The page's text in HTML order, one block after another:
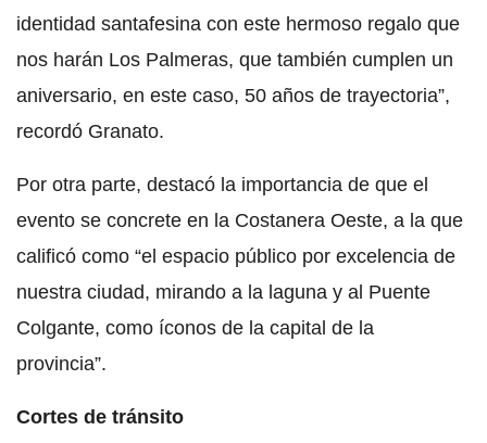
identidad santafesina con este hermoso regalo que
nos harán Los Palmeras, que también cumplen un
aniversario, en este caso, 50 años de trayectoria”,
recordó Granato.
Por otra parte, destacó la importancia de que el
evento se concrete en la Costanera Oeste, a la que
calificó como “el espacio público por excelencia de
nuestra ciudad, mirando a la laguna y al Puente
Colgante, como íconos de la capital de la
provincia”.
Cortes de tránsito